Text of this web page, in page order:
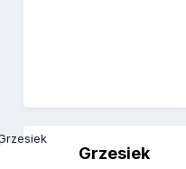
Grzesiek